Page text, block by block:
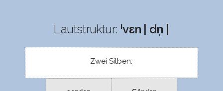
Lautstruktur: ˈvɛn | dn̩ |
Zwei Silben: